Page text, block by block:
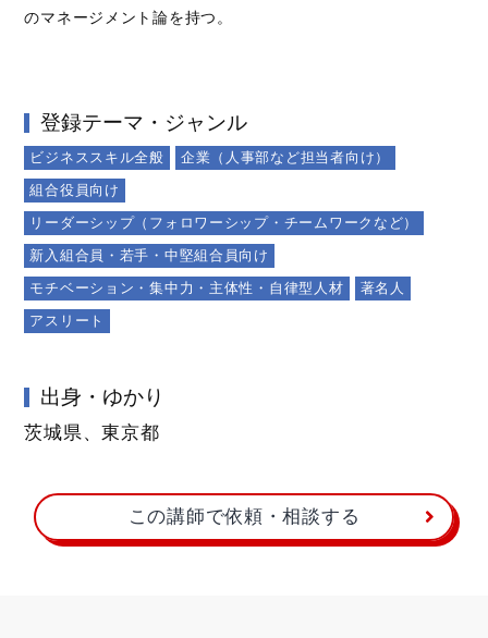
のマネージメント論を持つ。
登録テーマ・ジャンル
ビジネススキル全般
企業（人事部など担当者向け）
組合役員向け
リーダーシップ（フォロワーシップ・チームワークなど）
新入組合員・若手・中堅組合員向け
モチベーション・集中力・主体性・自律型人材
著名人
アスリート
出身・ゆかり
茨城県、東京都
この講師で依頼・相談する